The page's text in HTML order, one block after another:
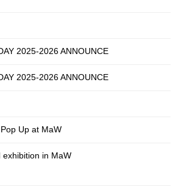
2025-2026 ANNOUNCE
2025-2026 ANNOUNCE
Up at MaW
exhibition in MaW